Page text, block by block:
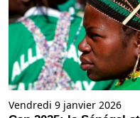
Vendredi 9 janvier 2026